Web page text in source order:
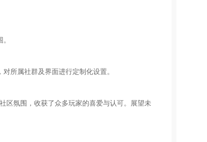
所属社群及界面进行定制化设置。
区氛围，收获了众多玩家的喜爱与认可。展望未